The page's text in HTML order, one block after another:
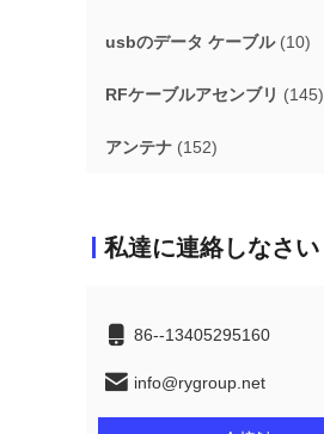
usbのデータ ケーブル(10)
RFケーブルアセンブリ (145)
アンテナ (152)
私達に連絡しなさい
86--13405295160
info@rygroup.net